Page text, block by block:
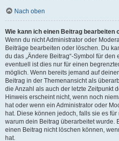
Nach oben
Wie kann ich einen Beitrag bearbeiten
Wenn du nicht Administrator oder
Beiträge bearbeiten oder löschen. Du
du das „Ändere Beitrag“-Symbol für
eventuell ist dies nur für einen
möglich. Wenn bereits jemand auf
Beitrag in der Themenansicht als
die Anzahl als auch der letzte Zeitpunkt
Hinweis erscheint nicht, wenn noch
hat oder wenn ein Administrator oder
hat. Diese können jedoch, falls sie es
warum dein Beitrag überarbeitet wurde.
einen Beitrag nicht löschen können,
hat.